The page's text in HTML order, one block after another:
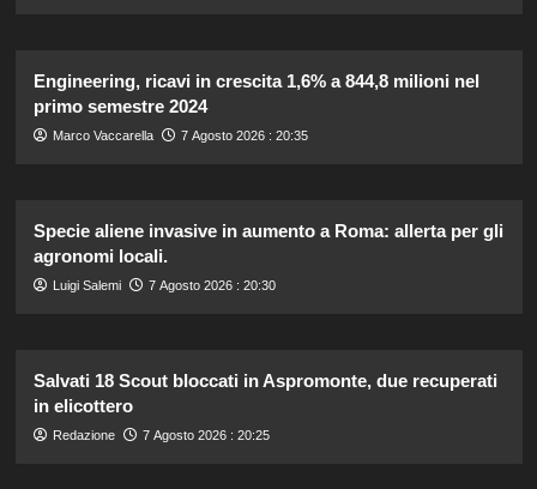
Engineering, ricavi in crescita 1,6% a 844,8 milioni nel
primo semestre 2024
Marco Vaccarella 7 Agosto 2026 : 20:35
Specie aliene invasive in aumento a Roma: allerta per gli
agronomi locali.
Luigi Salemi 7 Agosto 2026 : 20:30
Salvati 18 Scout bloccati in Aspromonte, due recuperati
in elicottero
Redazione 7 Agosto 2026 : 20:25